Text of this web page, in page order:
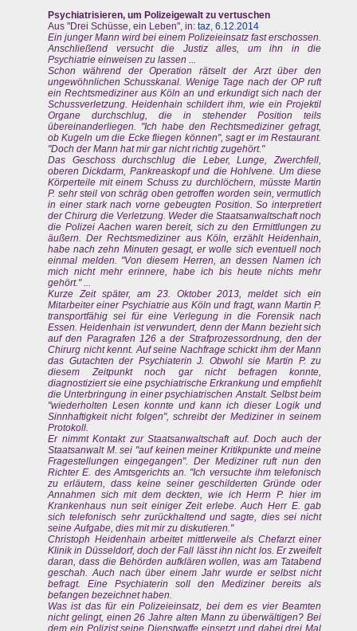
Psychiatrisieren, um Polizeigewalt zu vertuschen
Aus "Drei Schüsse, ein Leben", in: taz, 6.12.2014
Ein junger Mann wird bei einem Polizeieinsatz fast erschossen.
Anschließend versucht die Justiz alles, um ihn in die
Psychiatrie einweisen zu lassen ...
Schon während der Operation rätselt der Arzt über den
ungewöhnlichen Schusskanal. Wenige Tage nach der OP ruft
ein Rechtsmediziner aus Köln an und erkundigt sich nach der
Schussverletzung. Heidenhain schildert ihm, wie ein Projektil
Organe durchschlug, die in stehender Position teils
übereinanderliegen. "Ich habe den Rechtsmediziner gefragt,
ob Kugeln um die Ecke fliegen können", sagt er im Restaurant.
"Doch der Mann hat mir gar nicht richtig zugehört."
Das Geschoss durchschlug die Leber, Lunge, Zwerchfell,
oberen Dickdarm, Pankreaskopf und die Hohlvene. Um diese
Körperteile mit einem Schuss zu durchlöchern, müsste Martin
P. sehr steil von schräg oben getroffen worden sein, vermutlich
in einer stark nach vorne gebeugten Position. So interpretiert
der Chirurg die Verletzung. Weder die Staatsanwaltschaft noch
die Polizei Aachen waren bereit, sich zu den Ermittlungen zu
äußern. Der Rechtsmediziner aus Köln, erzählt Heidenhain,
habe nach zehn Minuten gesagt, er wolle sich eventuell noch
einmal melden. "Von diesem Herren, an dessen Namen ich
mich nicht mehr erinnere, habe ich bis heute nichts mehr
gehört." ...
Kurze Zeit später, am 23. Oktober 2013, meldet sich ein
Mitarbeiter einer Psychiatrie aus Köln und fragt, wann Martin P.
transportfähig sei für eine Verlegung in die Forensik nach
Essen. Heidenhain ist verwundert, denn der Mann bezieht sich
auf den Paragrafen 126 a der Strafprozessordnung, den der
Chirurg nicht kennt. Auf seine Nachfrage schickt ihm der Mann
das Gutachten der Psychiaterin J. Obwohl sie Martin P. zu
diesem Zeitpunkt noch gar nicht befragen konnte,
diagnostiziert sie eine psychiatrische Erkrankung und empfiehlt
die Unterbringung in einer psychiatrischen Anstalt. Selbst beim
"wiederholten Lesen konnte und kann ich dieser Logik und
Sinnhaftigkeit nicht folgen", schreibt der Mediziner in seinem
Protokoll.
Er nimmt Kontakt zur Staatsanwaltschaft auf. Doch auch der
Staatsanwalt M. sei "auf keinen meiner Kritikpunkte und meine
Fragestellungen eingegangen". Der Mediziner ruft nun den
Richter E. des Amtsgerichts an. "Ich versuchte ihm telefonisch
zu erläutern, dass keine seiner geschilderten Gründe oder
Annahmen sich mit dem deckten, wie ich Herrn P. hier im
Krankenhaus nun seit einiger Zeit erlebe. Auch Herr E. gab
sich telefonisch sehr zurückhaltend und sagte, dies sei nicht
seine Aufgabe, dies mit mir zu diskutieren."
Christoph Heidenhain arbeitet mittlerweile als Chefarzt einer
Klinik in Düsseldorf, doch der Fall lässt ihn nicht los. Er zweifelt
daran, dass die Behörden aufklären wollen, was am Tatabend
geschah. Auch nach über einem Jahr wurde er selbst nicht
befragt. Eine Psychiaterin soll den Mediziner bereits als
befangen bezeichnet haben.
Was ist das für ein Polizeieinsatz, bei dem es vier Beamten
nicht gelingt, einen 26 Jahre alten Mann zu überwältigen? Bei